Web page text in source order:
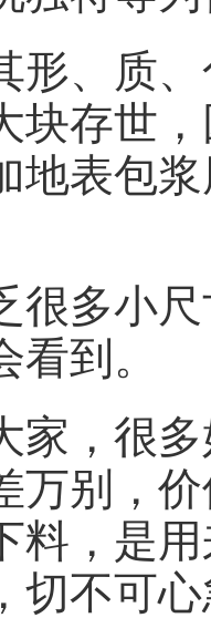
、质、
块存世
地表包
多小尺
到。
，很多
万别，
料，是
切不可